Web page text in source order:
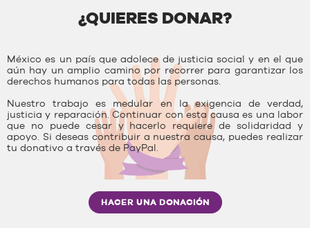
¿QUIERES DONAR?
México es un país que adolece de justicia social y en el que
aún hay un amplio camino por recorrer para garantizar los
derechos humanos para todas las personas.
Nuestro trabajo es medular en la exigencia de verdad,
justicia y reparación. Continuar con esta causa es una labor
que no puede cesar y hacerlo requiere de solidaridad y
apoyo. Si deseas contribuir a nuestra causa, puedes realizar
tu donativo a través de PayPal.
HACER UNA DONACIÓN